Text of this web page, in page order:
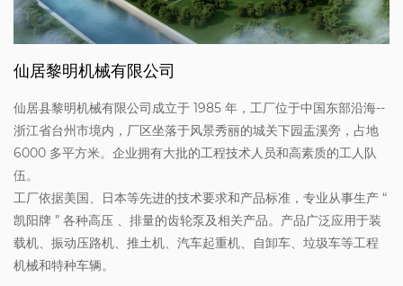
仙居黎明机械有限公司
仙居县黎明机械有限公司成立于 1985 年，工厂位于中国东部沿海--
浙江省台州市境内，厂区坐落于风景秀丽的城关下园盂溪旁，占地
6000 多平方米。企业拥有大批的工程技术人员和高素质的工人队
伍。
工厂依据美国、日本等先进的技术要求和产品标准，专业从事生产 “
凯阳牌 ” 各种高压 、排量的齿轮泵及相关产品。产品广泛应用于装
载机、振动压路机、推土机、汽车起重机、自卸车、垃圾车等工程
机械和特种车辆。